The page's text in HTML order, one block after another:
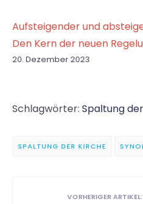
Aufsteigender und
Den Kern der neuen
20. Dezember 2023
Schlagwörter: Spaltung
SPALTUNG DER KIRCHE
VORHERIGER ARTIKEL: